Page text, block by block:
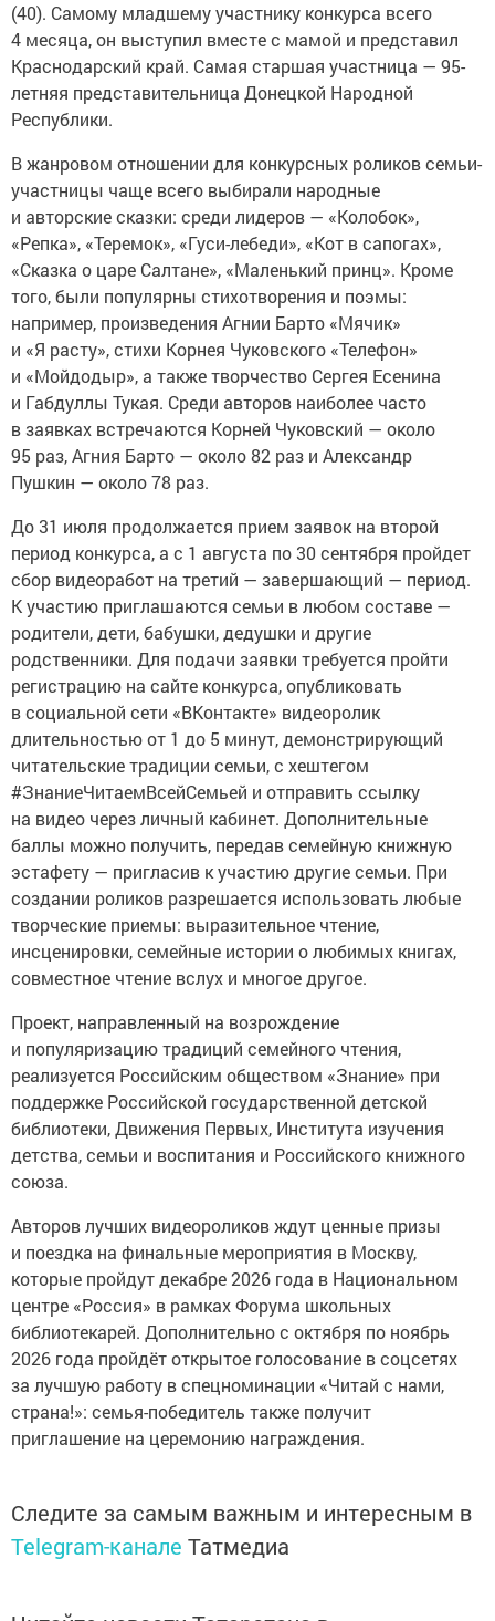
(40). Самому младшему участнику конкурса всего
4 месяца, он выступил вместе с мамой и представил
Краснодарский край. Самая старшая участница — 95-
летняя представительница Донецкой Народной
Республики.
В жанровом отношении для конкурсных роликов семьи-
участницы чаще всего выбирали народные
и авторские сказки: среди лидеров — «Колобок»,
«Репка», «Теремок», «Гуси-лебеди», «Кот в сапогах»,
«Сказка о царе Салтане», «Маленький принц». Кроме
того, были популярны стихотворения и поэмы:
например, произведения Агнии Барто «Мячик»
и «Я расту», стихи Корнея Чуковского «Телефон»
и «Мойдодыр», а также творчество Сергея Есенина
и Габдуллы Тукая. Среди авторов наиболее часто
в заявках встречаются Корней Чуковский — около
95 раз, Агния Барто — около 82 раз и Александр
Пушкин — около 78 раз.
До 31 июля продолжается прием заявок на второй
период конкурса, а с 1 августа по 30 сентября пройдет
сбор видеоработ на третий — завершающий — период.
К участию приглашаются семьи в любом составе —
родители, дети, бабушки, дедушки и другие
родственники. Для подачи заявки требуется пройти
регистрацию на сайте конкурса, опубликовать
в социальной сети «ВКонтакте» видеоролик
длительностью от 1 до 5 минут, демонстрирующий
читательские традиции семьи, с хештегом
#ЗнаниеЧитаемВсейСемьей и отправить ссылку
на видео через личный кабинет. Дополнительные
баллы можно получить, передав семейную книжную
эстафету — пригласив к участию другие семьи. При
создании роликов разрешается использовать любые
творческие приемы: выразительное чтение,
инсценировки, семейные истории о любимых книгах,
совместное чтение вслух и многое другое.
Проект, направленный на возрождение
и популяризацию традиций семейного чтения,
реализуется Российским обществом «Знание» при
поддержке Российской государственной детской
библиотеки, Движения Первых, Института изучения
детства, семьи и воспитания и Российского книжного
союза.
Авторов лучших видеороликов ждут ценные призы
и поездка на финальные мероприятия в Москву,
которые пройдут декабре 2026 года в Национальном
центре «Россия» в рамках Форума школьных
библиотекарей. Дополнительно с октября по ноябрь
2026 года пройдёт открытое голосование в соцсетях
за лучшую работу в спецноминации «Читай с нами,
страна!»: семья-победитель также получит
приглашение на церемонию награждения.
Следите за самым важным и интересным в
Telegram-канале Татмедиа